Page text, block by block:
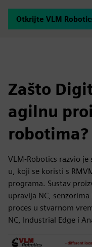
Otkrijte VLM
Zašto
agilnu
robotima?
VLM-Robotics razvio
u, koji se koristi s
programa. Sustav
upravlja NC,
proces u stvarnom
NC, Industrial Edge i